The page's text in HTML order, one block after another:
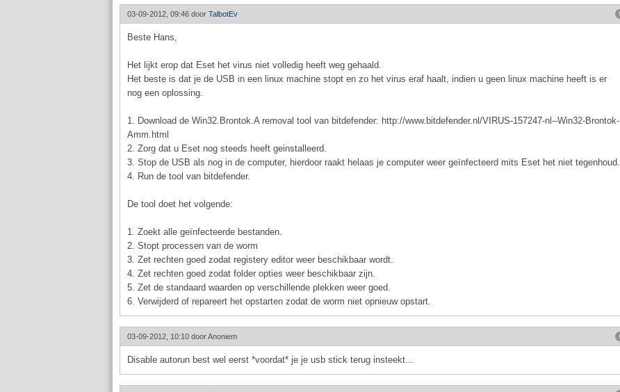
03-09-2012, 09:46 door TalbotEv
Beste Hans,
Het lijkt erop dat Eset het virus niet volledig heeft weg gehaald.
Het beste is dat je de USB in een linux machine stopt en zo het virus eraf haalt, indien u geen linux machine heeft is er
nog een oplossing.
1. Download de Win32.Brontok.A removal tool van bitdefender: http://www.bitdefender.nl/VIRUS-157247-nl--Win32-Brontok-
Amm.html
2. Zorg dat u Eset nog steeds heeft geinstalleerd.
3. Stop de USB als nog in de computer, hierdoor raakt helaas je computer weer geïnfecteerd mits Eset het niet tegenhoud.
4. Run de tool van bitdefender.
De tool doet het volgende:
1. Zoekt alle geïnfecteerde bestanden.
2. Stopt processen van de worm
3. Zet rechten goed zodat registery editor weer beschikbaar wordt.
4. Zet rechten goed zodat folder opties weer beschikbaar zijn.
5. Zet de standaard waarden op verschillende plekken weer goed.
6. Verwijderd of repareert het opstarten zodat de worm niet opnieuw opstart.
03-09-2012, 10:10 doorAnoniem
Disable autorun best wel eerst *voordat* je je usb stick terug insteekt...